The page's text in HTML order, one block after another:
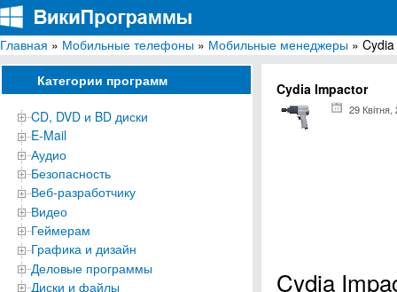
ВикиПрограммы
Энциклопедия бесплатных компьютерных программ для Windows
Главная » Мобильные телефоны » Мобильные менеджеры »
Категории программ
CD, DVD и BD диски
E-Mail
Аудио
Безопасность
Веб-разработчику
Видео
Геймерам
Графика и дизайн
Деловые программы
Диски и файлы
Cydia Impactor
29 Квітня,
Cydia